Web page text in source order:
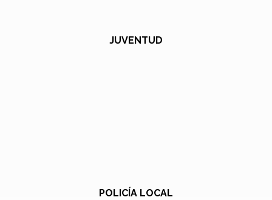
JUVENTUD
POLICÍA LOCAL